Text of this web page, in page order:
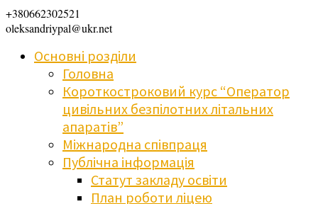
+380662302521
oleksandriypal@ukr.net
Основні розділи
Головна
Короткостроковий курс “Оператор
цивільних безпілотних літальних
апаратів”
Міжнародна співпраця
Публічна інформація
Статут закладу освіти
План роботи ліцею